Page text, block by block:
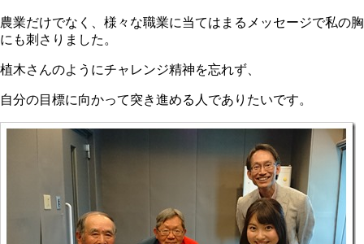
農業だけでなく、様々な職業に当てはまるメッセージで私の胸
にも刺さりました。
植木さんのようにチャレンジ精神を忘れず、
自分の目標に向かって突き進める人でありたいです。